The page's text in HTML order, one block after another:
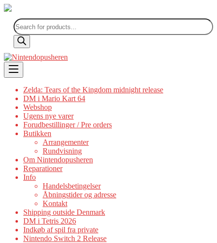
Products
search
Skip
to
content
Zelda: Tears of the Kingdom midnight release
DM i Mario Kart 64
Webshop
Ugens nye varer
Forudbestillinger / Pre orders
Butikken
Arrangementer
Rundvisning
Om Nintendopusheren
Reparationer
Info
Handelsbetingelser
Åbningstider og adresse
Kontakt
Shipping outside Denmark
DM i Tetris 2026
Indkøb af spil fra private
Nintendo Switch 2 Release